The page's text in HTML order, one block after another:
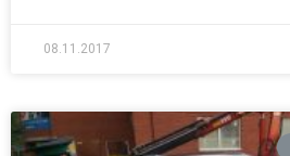
08.11.2017